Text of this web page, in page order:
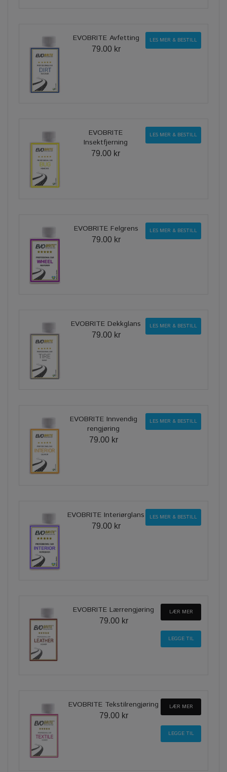
EVOBRITE Avfetting
79.00 kr
LES MER & BESTILL
EVOBRITE
Insektfjerning
79.00 kr
LES MER & BESTILL
EVOBRITE Felgrens
79.00 kr
LES MER & BESTILL
EVOBRITE Dekkglans
79.00 kr
LES MER & BESTILL
EVOBRITE Innvendig
rengjøring
79.00 kr
LES MER & BESTILL
EVOBRITE Interiørglans
79.00 kr
LES MER & BESTILL
EVOBRITE Lærrengjøring
79.00 kr
LÆR MER
EVOBRITE Tekstilrengjøring
79.00 kr
LÆR MER